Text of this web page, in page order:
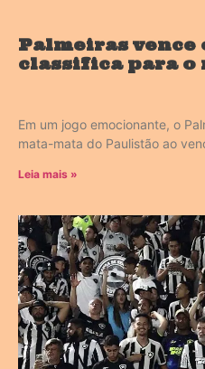
Palmeiras vence
classifica para o
Em um jogo emocionante, o
mata-mata do Paulistão ao
Leia mais »